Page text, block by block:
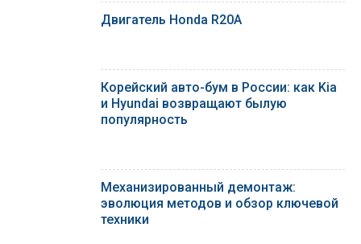
Двигатель Honda R20A
Корейский авто-бум в России: как Kia
и Hyundai возвращают былую
популярность
Механизированный демонтаж:
эволюция методов и обзор ключевой
техники